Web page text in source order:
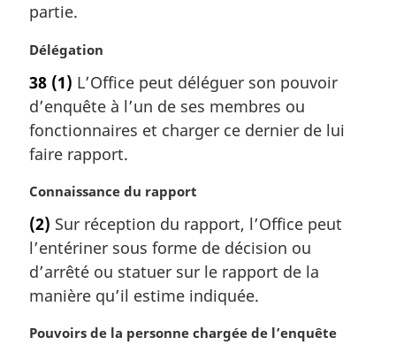
g
n
a
e
:
partie.
N
t
e
m
a
g
n
a
e
:
Délégation
38 (1) L’Office peut déléguer son pouvoir
d’enquête à l’un de ses membres ou
fonctionnaires et charger ce dernier de lui
faire rapport.
N
t
e
m
a
g
Connaissance du rapport
(2) Sur réception du rapport, l’Office peut
l’entériner sous forme de décision ou
d’arrêté ou statuer sur le rapport de la
manière qu’il estime indiquée.
N
Pouvoirs de la personne chargée de l’enquête